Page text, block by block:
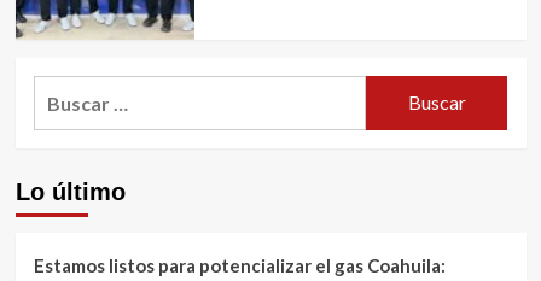
Lo último
Estamos listos para potencializar el gas Coahuila: